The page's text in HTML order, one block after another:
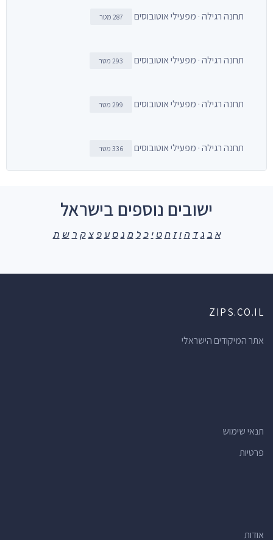
תחנה רגילה · מפעילי אוטובוסים 287 מטר
תחנה רגילה · מפעילי אוטובוסים 293 מטר
תחנה רגילה · מפעילי אוטובוסים 299 מטר
תחנה רגילה · מפעילי אוטובוסים 336 מטר
ישובים נוספים בישראל
א ב ג ד ה ו ז ח ט י כ ל מ נ ס ע פ צ ק ר ש ת
ZIPS.CO.IL
אתר המיקודים הישראלי
תנאי שימוש
פרטיות
אודות